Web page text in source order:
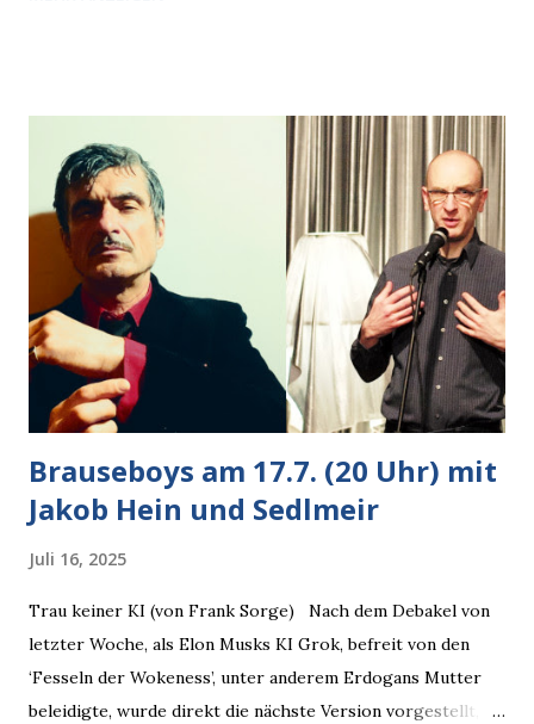
Krähe und ihn an, er die Krähe und mich, wir lächelten
gleichzeitig amüsiert. “Vorsicht!”, sagte ich zu ihm, “im
Wedding muss man immer aufpassen!” “Mach ich!”,
bestätigte der freundliche Nachbar, "Hab alles im Blick!”
Wir fixierten die ertappte Krähe, die sich zurückzog.
Heute ging sie leer aus, Abspann, Ende. Die Brauseboys am
Donnerstag, 4.6. (20 Uhr) Mit Mareike Barmeyer , Jobinski
und Bjarne Haus der Sinne (Ystader St...
Brauseboys am 17.7. (20 Uhr) mit
Jakob Hein und Sedlmeir
Juli 16, 2025
Trau keiner KI (von Frank Sorge) Nach dem Debakel von
letzter Woche, als Elon Musks KI Grok, befreit von den
‘Fesseln der Wokeness’, unter anderem Erdogans Mutter
beleidigte, wurde direkt die nächste Version vorgestellt,